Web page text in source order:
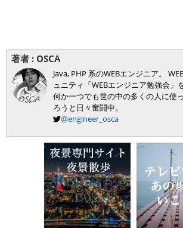
著者 : OSCA
Java, PHP 系のWEBエンジニア。
ュニティ「WEBエンジニア勉強会」
何か一つでも世の中の多くの人に使
ろうと日々奮闘中。
@engineer_osca